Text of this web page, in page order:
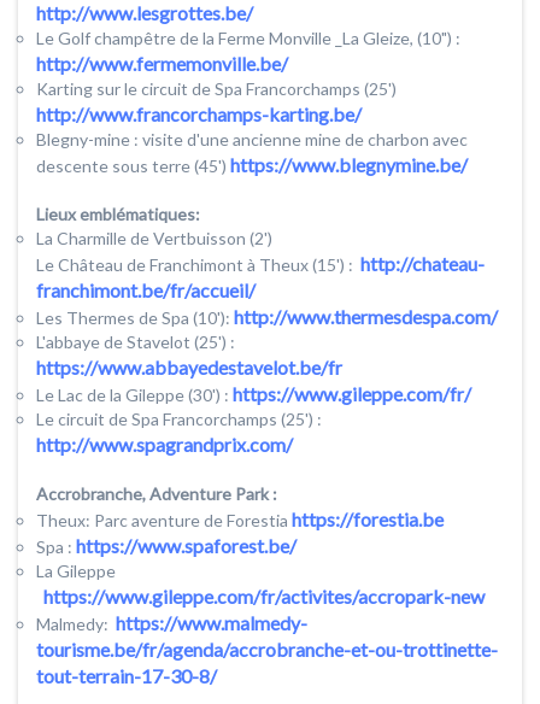
http://www.lesgrottes.be/
Le Golf champêtre de la Ferme Monville _La Gleize, (10") :
http://www.fermemonville.be/
Karting sur le circuit de Spa Francorchamps (25')
http://www.francorchamps-karting.be/
Blegny-mine : visite d'une ancienne mine de charbon avec
descente sous terre (45') https://www.blegnymine.be/
Lieux emblématiques:
La Charmille de Vertbuisson (2')
Le Château de Franchimont à Theux (15') : http://chateau-
franchimont.be/fr/accueil/
Les Thermes de Spa (10'): http://www.thermesdespa.com/
L'abbaye de Stavelot (25') :
https://www.abbayedestavelot.be/fr
Le Lac de la Gileppe (30') : https://www.gileppe.com/fr/
Le circuit de Spa Francorchamps (25') :
http://www.spagrandprix.com/
Accrobranche, Adventure Park :
Theux: Parc aventure de Forestia https://forestia.be
Spa : https://www.spaforest.be/
La Gileppe
https://www.gileppe.com/fr/activites/accropark-new
Malmedy: https://www.malmedy-
tourisme.be/fr/agenda/accrobranche-et-ou-trottinette-
tout-terrain-17-30-8/